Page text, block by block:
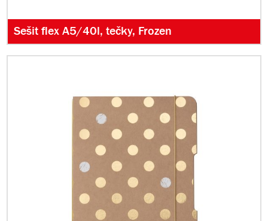
Sešit flex A5/40l, tečky, Frozen